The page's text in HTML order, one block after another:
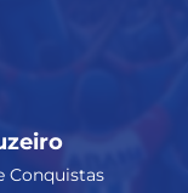
Conquistas